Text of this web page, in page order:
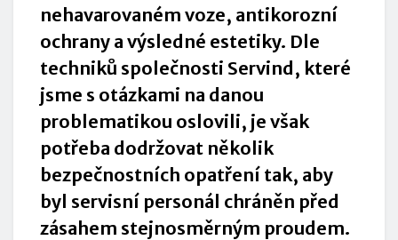
nehavarovaném voze, antikorozní
ochrany a výsledné estetiky. Dle
techniků společnosti Servind, které
jsme s otázkami na danou
problematikou oslovili, je však
potřeba dodržovat několik
bezpečnostních opatření tak, aby
byl servisní personál chráněn před
zásahem stejnosměrným proudem.